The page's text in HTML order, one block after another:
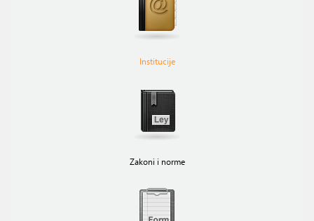
Institucije
Zakoni i norme